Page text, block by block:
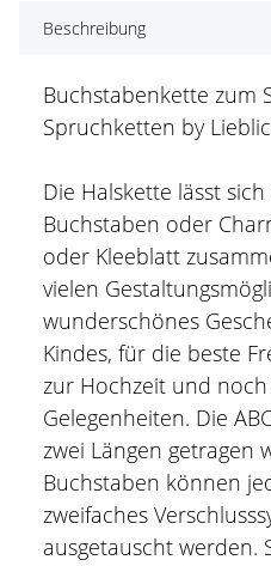
Beschreibung
Buchstabenkette zum
Spruchketten by
Die Halskette lässt
Buchstaben oder
oder Kleeblatt
vielen
wunderschönes
Kindes, für die beste
zur Hochzeit und
Gelegenheiten. Die
zwei Längen getragen
Buchstaben können
zweifaches
ausgetauscht werden.